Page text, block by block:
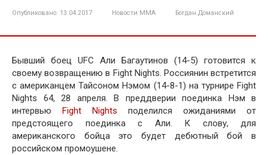
Опубликовано: 13.04.2017 Новости ММА Богдан Доманский
Бывший боец UFC Али Багаутинов (14-5) готовится к
своему возвращению в Fight Nights. Россиянин встретится
с американцем Тайсоном Нэмом (14-8-1) на турнире Fight
Nights 64, 28 апреля. В преддверии поединка Нэм в
интервью Fight Nights поделился ожиданиями от
предстоящего поединка с Али. К слову, для
американского бойца это будет дебютный бой в
российском промоушене.